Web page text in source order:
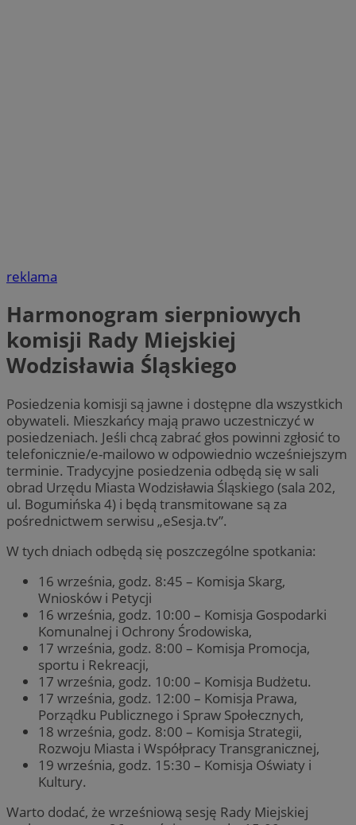
reklama
Harmonogram sierpniowych
komisji Rady Miejskiej
Wodzisławia Śląskiego
Posiedzenia komisji są jawne i dostępne dla wszystkich
obywateli. Mieszkańcy mają prawo uczestniczyć w
posiedzeniach. Jeśli chcą zabrać głos powinni zgłosić to
telefonicznie/e-mailowo w odpowiednio wcześniejszym
terminie. Tradycyjne posiedzenia odbędą się w sali
obrad Urzędu Miasta Wodzisławia Śląskiego (sala 202,
ul. Bogumińska 4) i będą transmitowane są za
pośrednictwem serwisu „eSesja.tv”.
W tych dniach odbędą się poszczególne spotkania:
16 września, godz. 8:45 – Komisja Skarg,
Wniosków i Petycji
16 września, godz. 10:00 – Komisja Gospodarki
Komunalnej i Ochrony Środowiska,
17 września, godz. 8:00 – Komisja Promocja,
sportu i Rekreacji,
17 września, godz. 10:00 – Komisja Budżetu.
17 września, godz. 12:00 – Komisja Prawa,
Porządku Publicznego i Spraw Społecznych,
18 września, godz. 8:00 – Komisja Strategii,
Rozwoju Miasta i Współpracy Transgranicznej,
19 września, godz. 15:30 – Komisja Oświaty i
Kultury.
Warto dodać, że wrześniową sesję Rady Miejskiej